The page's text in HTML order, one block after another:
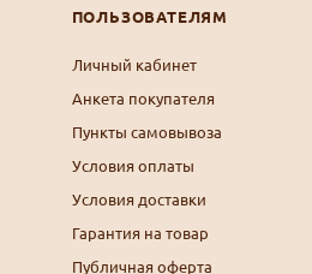
ПОЛЬЗОВАТЕЛЯМ
Личный кабинет
Анкета покупателя
Пункты самовывоза
Условия оплаты
Условия доставки
Гарантия на товар
Публичная оферта